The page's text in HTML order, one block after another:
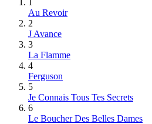
Au Revoir
2
J Avance
3
La Flamme
4
Ferguson
5
Je Connais Tous Tes Secrets
6
Le Boucher Des Belles Dames